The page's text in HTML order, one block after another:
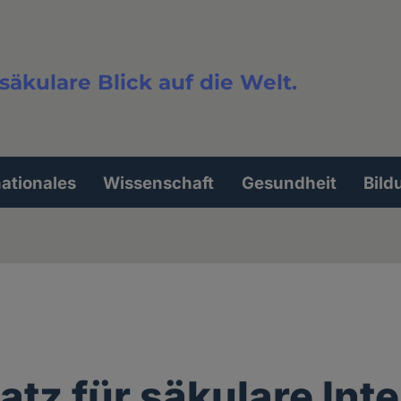
Blick auf die Welt.
Wissenschaft Gesundheit